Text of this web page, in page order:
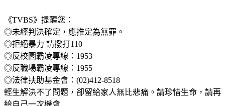
◎未經判決確定，應推定為無罪。
◎拒絕暴力 請撥打110
◎反校園霸凌專線：1953
◎反職場霸凌專線：1955
◎法律扶助基金會：(02)412-8518
輕生解決不了問題，卻留給家人無比悲痛。請珍惜生命，請再
給自己一次機會